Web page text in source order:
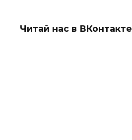
Читай нас в ВКонтакте